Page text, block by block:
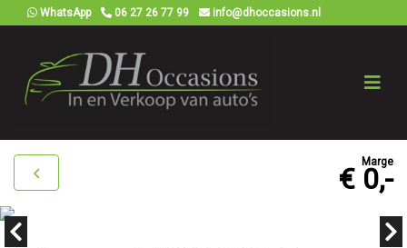
WhatsApp 06 27 26 77 99 info@dhoccasions.nl
Marge
€ 0,-